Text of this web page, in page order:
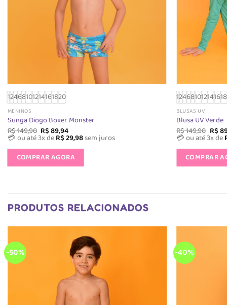
12468101214161820
MENINOS
Sunga Diogo Boxer Monster
R$149,90 O
preço
original
era:
R$ 149,90.
R$89,94O
preço
atual
é:
R$ 89,94.
💳 ou até 3x deR$29,98sem juros
COMPRAR AGORA
As
podem
ser
escolhidas
na
página
do
produto
124681012141618
BLUSAS UV
Blusa UV Verde
R$149,90 O
preço
era:
R$
R$
💳 ou até 3x de
COMPRAR
PRODUTOS RELACIONADOS
-50% -40%